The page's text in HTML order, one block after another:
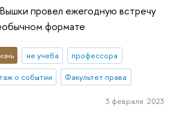
провел ежегодную встречу
формате
не учеба
профессора
о событии Факультет права
3 февраля 2023